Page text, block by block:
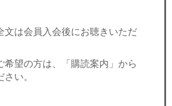
文は会員入会後にお聴きいただ
希望の方は、「購読案内」から
い。